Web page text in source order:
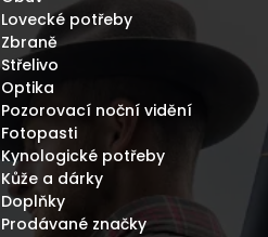
Lovecké potřeby
Zbraně
Střelivo
Optika
Pozorovací noční vidění
Fotopasti
Kynologické potřeby
Kůže a dárky
Doplňky
Prodávané značky